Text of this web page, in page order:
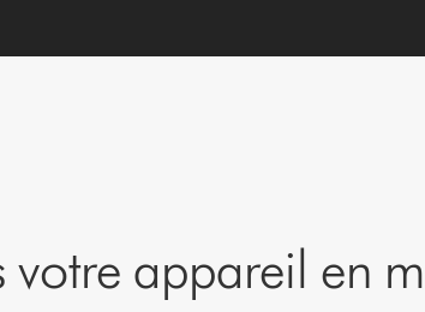
votre appareil en